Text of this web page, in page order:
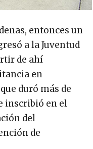
entonces un
a la Juventud
de ahí
en
duró más de
inscribió en el
del
de